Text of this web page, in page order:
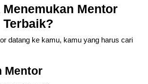
Mentor
datang ke kamu, kamu yang harus cari
Mentor